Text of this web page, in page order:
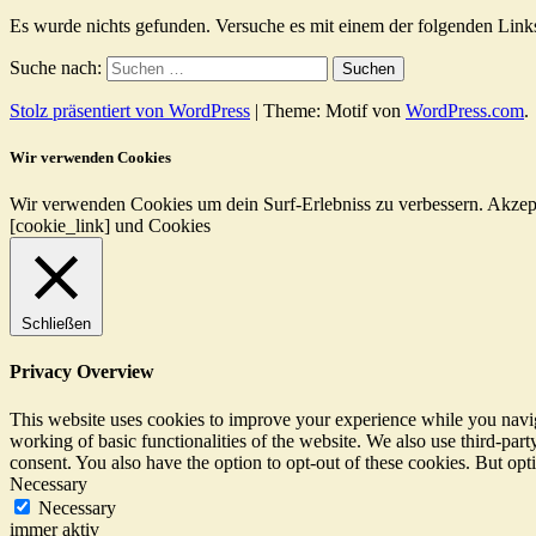
Es wurde nichts gefunden. Versuche es mit einem der folgenden
Suche nach:
Stolz präsentiert von WordPress | Theme: Motif von WordPress.com.
Wir verwenden Cookies
Wir verwenden Cookies um dein Surf-Erlebniss zu verbessern.
[cookie_link] und Cookies
Schließen
Privacy Overview
This website uses cookies to improve your experience while you
working of basic functionalities of the website. We also use third-
consent. You also have the option to opt-out of these cookies. But
Necessary
Necessary
immer aktiv